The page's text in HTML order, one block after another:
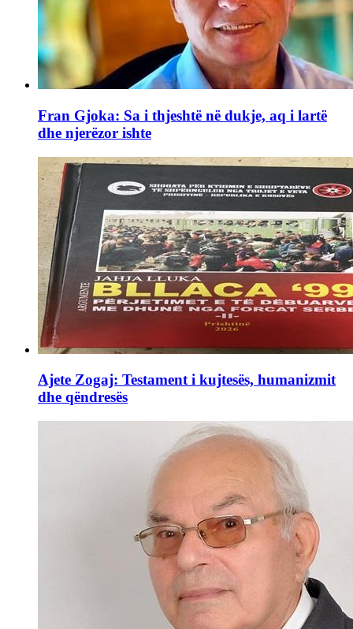
Fran Gjoka: Sa i thjeshtë në dukje, aq i lartë
dhe njerëzor ishte
Ajete Zogaj: Testament i kujtesës, humanizmit
dhe qëndresës